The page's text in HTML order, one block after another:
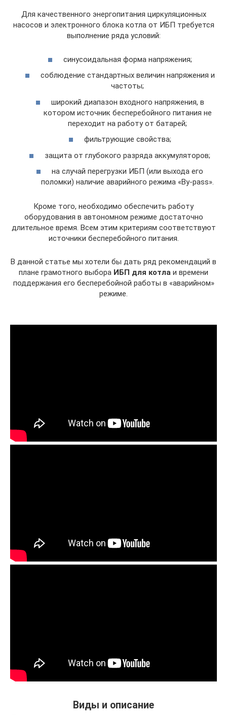
Для качественного энергопитания циркуляционных
насосов и электронного блока котла от ИБП требуется
выполнение ряда условий:
синусоидальная форма напряжения;
соблюдение стандартных величин напряжения и
частоты;
широкий диапазон входного напряжения, в
котором источник бесперебойного питания не
переходит на работу от батарей;
фильтрующие свойства;
защита от глубокого разряда аккумуляторов;
на случай перегрузки ИБП (или выхода его
поломки) наличие аварийного режима «By-pass».
Кроме того, необходимо обеспечить работу
оборудования в автономном режиме достаточно
длительное время. Всем этим критериям соответствуют
источники бесперебойного питания.
В данной статье мы хотели бы дать ряд рекомендаций в
плане грамотного выбора ИБП для котла и времени
поддержания его бесперебойной работы в «аварийном»
режиме.
Виды и описание